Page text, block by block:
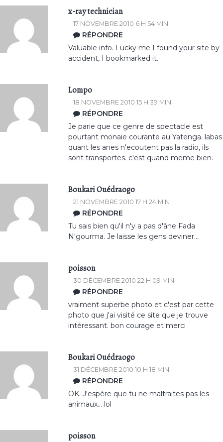
x-ray technician
17 NOVEMBRE 2010 6 H 54 MIN
RÉPONDRE
Valuable info. Lucky me I found your site by
accident, I bookmarked it.
Lompo
18 NOVEMBRE 2010 15 H 39 MIN
RÉPONDRE
Je parie que ce genre de spectacle est
pourtant monaie courante au Yatenga. labas
quant les anes n'ecoutent pas la radio, ils
sont transportes. c'est quand meme bien.
Boukari Ouédraogo
21 NOVEMBRE 2010 17 H 24 MIN
RÉPONDRE
Tu sais bien qu'il n'y a pas d'âne Fada
N'gourma. Je laisse les gens deviner...
poisson
30 DÉCEMBRE 2010 22 H 09 MIN
RÉPONDRE
vraiment superbe photo et c'est par cette
photo que j'ai visité ce site que je trouve
intéressant. bon courage et merci
Boukari Ouédraogo
31 DÉCEMBRE 2010 10 H 18 MIN
RÉPONDRE
OK. J'espère que tu ne maltraites pas les
animaux... lol
poisson